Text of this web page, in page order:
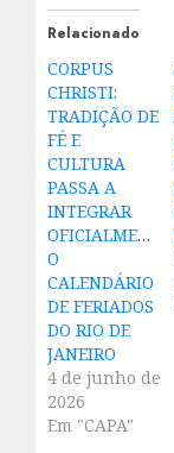
Relacionado
CORPUS
CHRISTI:
TRADIÇÃO DE
FÉ E
CULTURA
PASSA A
INTEGRAR
OFICIALMENTE
O
CALENDÁRIO
DE FERIADOS
DO RIO DE
JANEIRO
4 de junho de
2026
Em "CAPA"